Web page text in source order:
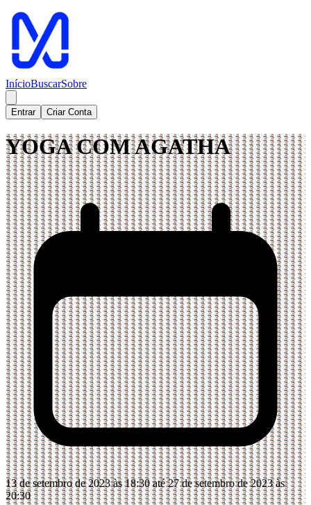
InícioBuscarSobre
Entrar Criar Conta
YOGA COM AGATHA
13 de setembro de 2023 às 18:30 até 27 de setembro de 2023 às
20:30